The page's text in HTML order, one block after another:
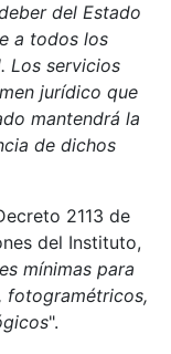
del Estado
a todos los
Los servicios
jurídico que
mantendrá la
de dichos
2113 de
del Instituto,
mínimas para
fotogramétricos,
".